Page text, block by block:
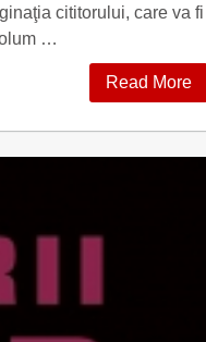
cititorului, care va fi
…
Read More